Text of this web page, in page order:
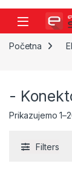
Skip to navigation
Skip to content
Početna
-
Prikazujemo
Filters